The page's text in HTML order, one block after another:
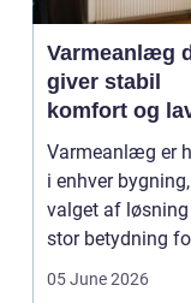
Varmeanlæg
giver stabil
komfort og
energiregning
Varmeanlæg er
i enhver
valget af
stor betydning
b&a...
05 June 2026